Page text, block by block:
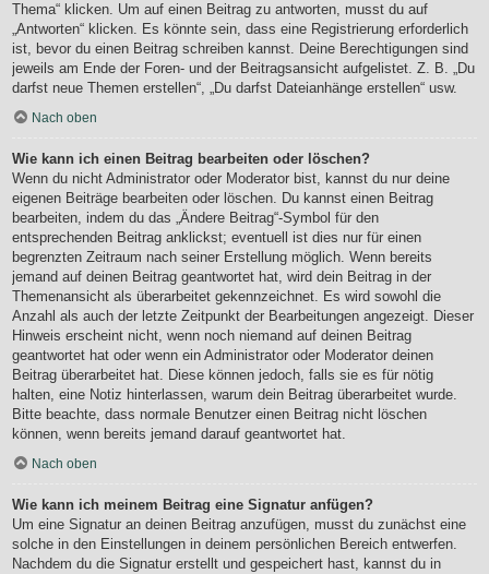
Thema“ klicken. Um auf einen Beitrag zu antworten, musst du auf
„Antworten“ klicken. Es könnte sein, dass eine Registrierung erforderlich
ist, bevor du einen Beitrag schreiben kannst. Deine Berechtigungen sind
jeweils am Ende der Foren- und der Beitragsansicht aufgelistet. Z. B. „Du
darfst neue Themen erstellen“, „Du darfst Dateianhänge erstellen“ usw.
Nach oben
Wie kann ich einen Beitrag bearbeiten oder löschen?
Wenn du nicht Administrator oder Moderator bist, kannst du nur deine
eigenen Beiträge bearbeiten oder löschen. Du kannst einen Beitrag
bearbeiten, indem du das „Ändere Beitrag“-Symbol für den
entsprechenden Beitrag anklickst; eventuell ist dies nur für einen
begrenzten Zeitraum nach seiner Erstellung möglich. Wenn bereits
jemand auf deinen Beitrag geantwortet hat, wird dein Beitrag in der
Themenansicht als überarbeitet gekennzeichnet. Es wird sowohl die
Anzahl als auch der letzte Zeitpunkt der Bearbeitungen angezeigt. Dieser
Hinweis erscheint nicht, wenn noch niemand auf deinen Beitrag
geantwortet hat oder wenn ein Administrator oder Moderator deinen
Beitrag überarbeitet hat. Diese können jedoch, falls sie es für nötig
halten, eine Notiz hinterlassen, warum dein Beitrag überarbeitet wurde.
Bitte beachte, dass normale Benutzer einen Beitrag nicht löschen
können, wenn bereits jemand darauf geantwortet hat.
Nach oben
Wie kann ich meinem Beitrag eine Signatur anfügen?
Um eine Signatur an deinen Beitrag anzufügen, musst du zunächst eine
solche in den Einstellungen in deinem persönlichen Bereich entwerfen.
Nachdem du die Signatur erstellt und gespeichert hast, kannst du in